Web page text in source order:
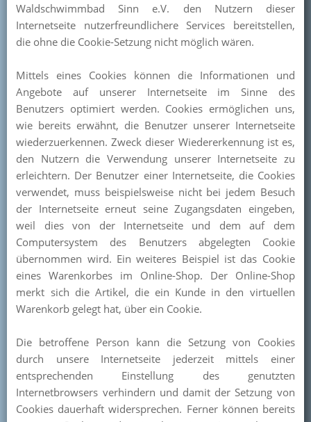
Waldschwimmbad Sinn e.V. den Nutzern dieser
Internetseite nutzerfreundlichere Services bereitstellen,
die ohne die Cookie-Setzung nicht möglich wären.
Mittels eines Cookies können die Informationen und
Angebote auf unserer Internetseite im Sinne des
Benutzers optimiert werden. Cookies ermöglichen uns,
wie bereits erwähnt, die Benutzer unserer Internetseite
wiederzuerkennen. Zweck dieser Wiedererkennung ist es,
den Nutzern die Verwendung unserer Internetseite zu
erleichtern. Der Benutzer einer Internetseite, die Cookies
verwendet, muss beispielsweise nicht bei jedem Besuch
der Internetseite erneut seine Zugangsdaten eingeben,
weil dies von der Internetseite und dem auf dem
Computersystem des Benutzers abgelegten Cookie
übernommen wird. Ein weiteres Beispiel ist das Cookie
eines Warenkorbes im Online-Shop. Der Online-Shop
merkt sich die Artikel, die ein Kunde in den virtuellen
Warenkorb gelegt hat, über ein Cookie.
Die betroffene Person kann die Setzung von Cookies
durch unsere Internetseite jederzeit mittels einer
entsprechenden Einstellung des genutzten
Internetbrowsers verhindern und damit der Setzung von
Cookies dauerhaft widersprechen. Ferner können bereits